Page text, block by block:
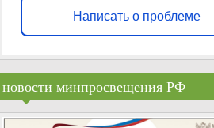
Написать о проблеме
новости минпросвещения РФ